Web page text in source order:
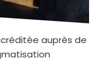
auprès de